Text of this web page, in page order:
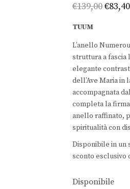
€139,00 Il
era:
€83,40Il
TUUM
L’anello
struttura a fascia
elegante
dell’Ave Maria
accompagnata
completa la
anello raffinato,
spiritualità con
Disponibile in un
sconto esclusivo
Disponibile